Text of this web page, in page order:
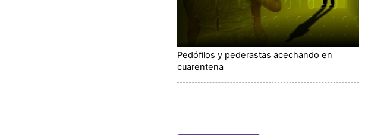
Pedófilos y pederastas acechando en
cuarentena